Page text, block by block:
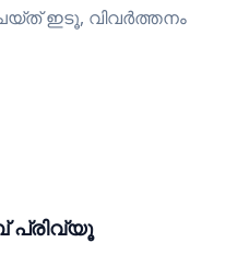
ഇടൂ, വിവർത്തനം
പ്രിവ്യൂ